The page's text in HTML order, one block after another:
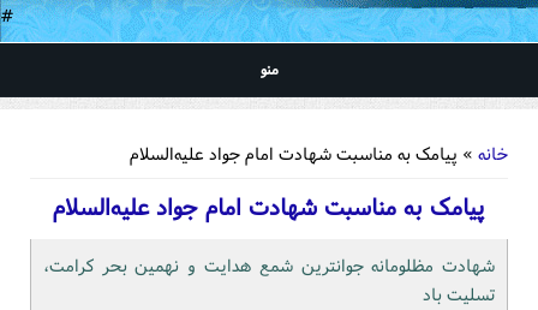
#
منو
خانه » پیامک به مناسبت شهادت امام جواد علیه‌السلام
پیامک به مناسبت شهادت امام جواد علیه‌السلام
شهادت مظلومانه جوانترين شمع هدايت و نهمين بحر کرامت،
تسليت باد